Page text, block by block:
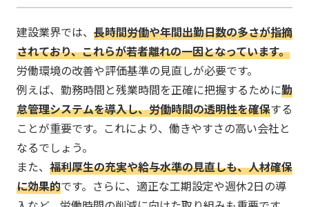
建設業界では、 ​​​長時間労働や年間出勤日数の多さが指摘
されており、これらが若者離れの一因となっています。
労働環境の改善や評価基準の見直しが必要です。​
例えば、勤務時間と残業時間を正確に把握するために​​​勤
怠管理システムを導入し、労働時間の透明性を確保する
ことが重要です。​これにより、働きやすさの高い会社と
なるでしょう。
​また、 ​​​福利厚生の充実や給与水準の見直しも、人材確保
に効果的です。​さらに、適正な工期設定や週休2日の導